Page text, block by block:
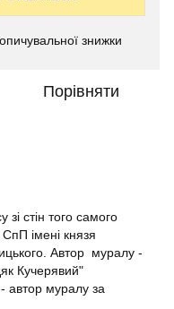
знижки
Порівняти
стін того самого
імені князя
Автор муралу -
Кучерявий"
автор муралу за